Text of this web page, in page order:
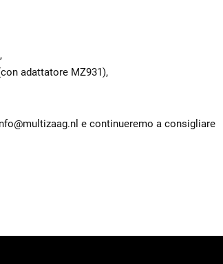
adattatore MZ931),
e continueremo a consigliare